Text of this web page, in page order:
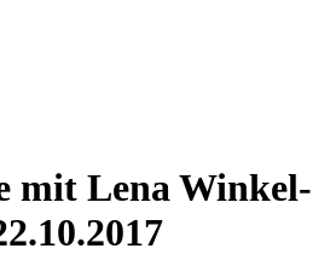
mit Lena Winkel-